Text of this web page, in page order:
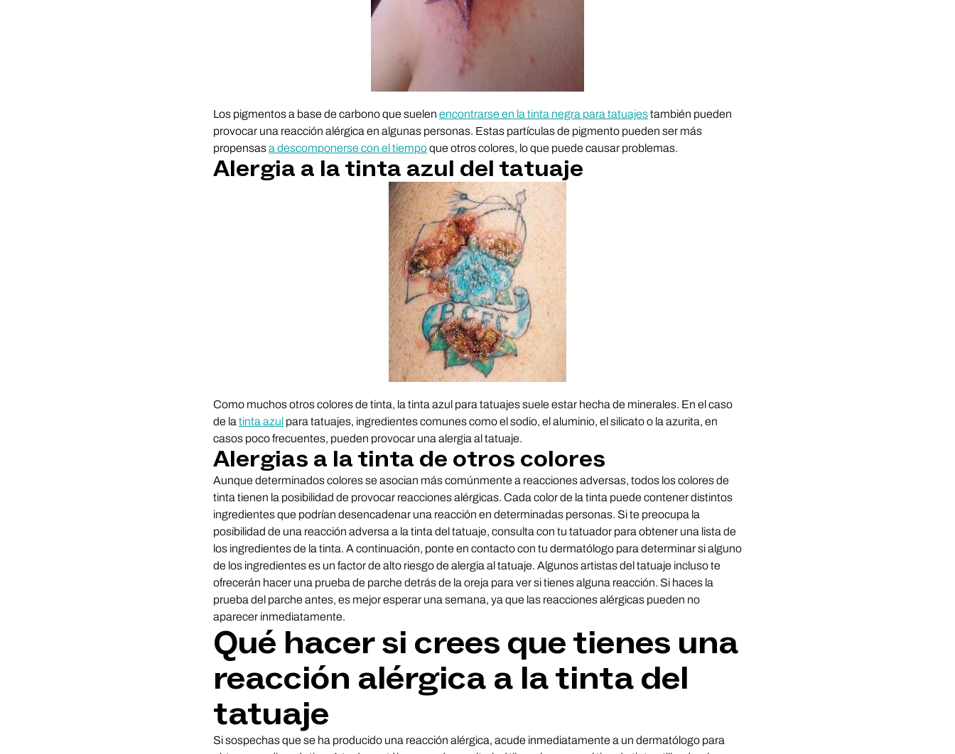
Los pigmentos a base de carbono que suelen encontrarse en la tinta negra para tatuajestambién pueden
provocar una reacción alérgica en algunas personas. Estas partículas de pigmento pueden ser más
propensasa descomponerse con el tiempoque otros colores, lo que puede causar problemas.
Alergia a la tinta azul del tatuaje
Como muchos otros colores de tinta, la tinta azul para tatuajes suele estar hecha de minerales. En el caso
de la tinta azul para tatuajes, ingredientes comunes como el sodio, el aluminio, el silicato o la azurita, en
casos poco frecuentes, pueden provocar una alergia al tatuaje.
Alergias a la tinta de otros colores
Aunque determinados colores se asocian más comúnmente a reacciones adversas, todos los colores de
tinta tienen la posibilidad de provocar reacciones alérgicas. Cada color de la tinta puede contener distintos
ingredientes que podrían desencadenar una reacción en determinadas personas. Si te preocupa la
posibilidad de una reacción adversa a la tinta del tatuaje, consulta con tu tatuador para obtener una lista de
los ingredientes de la tinta. A continuación, ponte en contacto con tu dermatólogo para determinar si alguno
de los ingredientes es un factor de alto riesgo de alergia al tatuaje. Algunos artistas del tatuaje incluso te
ofrecerán hacer una prueba de parche detrás de la oreja para ver si tienes alguna reacción. Si haces la
prueba del parche antes, es mejor esperar una semana, ya que las reacciones alérgicas pueden no
aparecer inmediatamente.
Qué hacer si crees que tienes una
reacción alérgica a la tinta del
tatuaje
Si sospechas que se ha producido una reacción alérgica, acude inmediatamente a un dermatólogo para